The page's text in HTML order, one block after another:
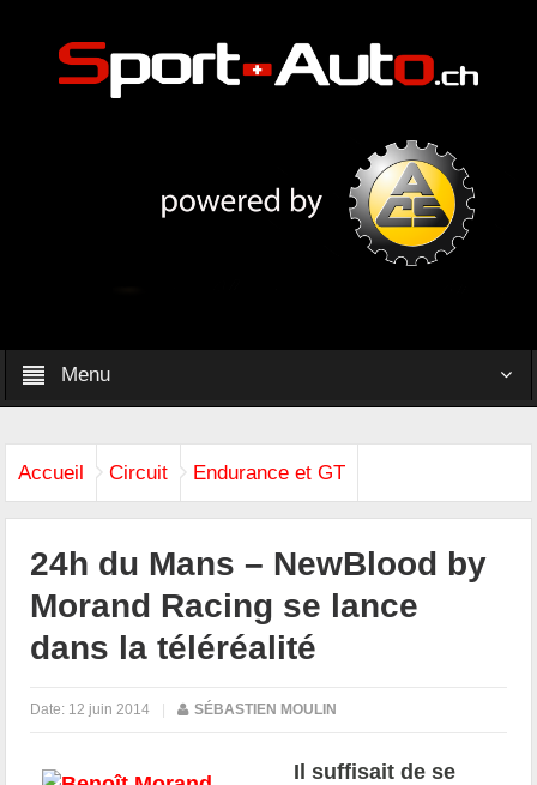
Menu
Accueil Circuit Endurance et GT
24h du Mans – NewBlood by
Morand Racing se lance
dans la téléréalité
Date: 12 juin 2014 | SÉBASTIEN MOULIN
Il suffisait de se